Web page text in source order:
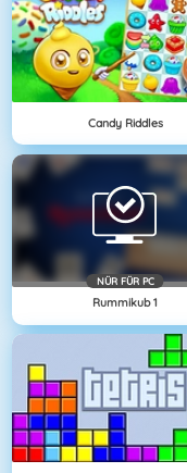
Candy Riddles
NÜR FÜR PC
Rummikub 1